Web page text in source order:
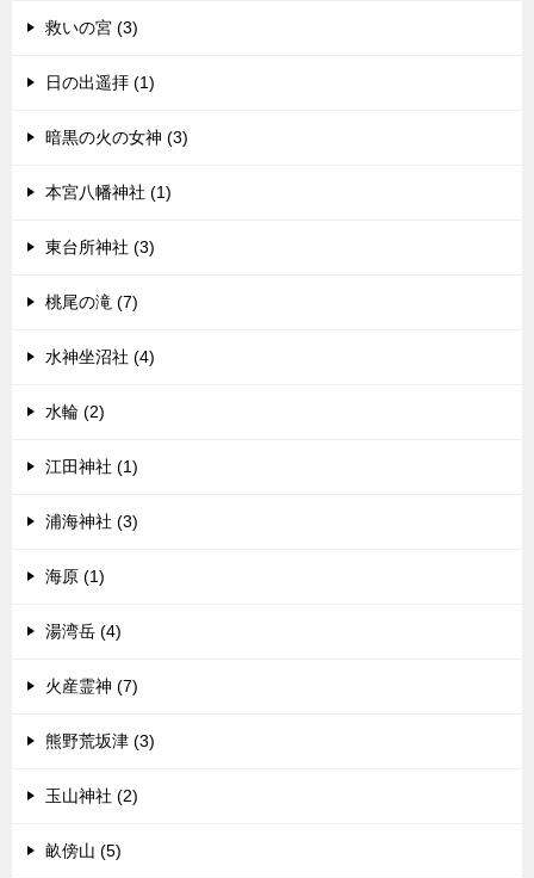
救いの宮 (3)
日の出遥拝 (1)
暗黒の火の女神 (3)
本宮八幡神社 (1)
東台所神社 (3)
桃尾の滝 (7)
水神坐沼社 (4)
水輪 (2)
江田神社 (1)
浦海神社 (3)
海原 (1)
湯湾岳 (4)
火産霊神 (7)
熊野荒坂津 (3)
玉山神社 (2)
畝傍山 (5)